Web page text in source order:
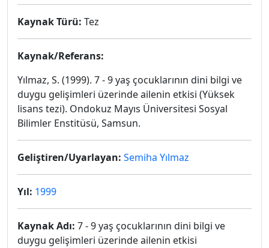
Kaynak Türü: Tez
Kaynak/Referans:
Yılmaz, S. (1999). 7 - 9 yaş çocuklarının dini bilgi ve
duygu gelişimleri üzerinde ailenin etkisi (Yüksek
lisans tezi). Ondokuz Mayıs Üniversitesi Sosyal
Bilimler Enstitüsü, Samsun.
Geliştiren/Uyarlayan: Semiha Yılmaz
Yıl: 1999
Kaynak Adı: 7 - 9 yaş çocuklarının dini bilgi ve
duygu gelişimleri üzerinde ailenin etkisi